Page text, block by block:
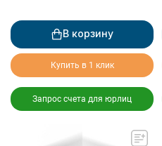
В корзину
Купить в 1 клик
Запрос счета для юрлиц